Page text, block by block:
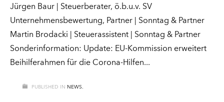
Jürgen Baur | Steuerberater, ö.b.u.v. SV
Unternehmensbewertung, Partner | Sonntag & Partner
Martin Brodacki | Steuerassistent | Sonntag & Partner
Sonderinformation: Update: EU-Kommission erweitert
Beihilferahmen für die Corona-Hilfen
PUBLISHED IN NEWS.